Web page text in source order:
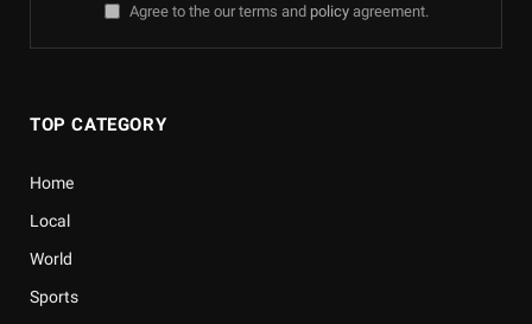
Agree to the our terms and policyagreement.
TOP CATEGORY
Home
Local
World
Sports